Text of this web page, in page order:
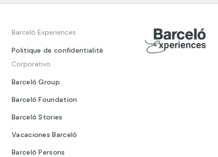
Barceló Experiences
Politique de confidentialité
Corporativo
Barceló Group
Barceló Foundation
Barceló Stories
Vacaciones Barceló
Barceló Persons